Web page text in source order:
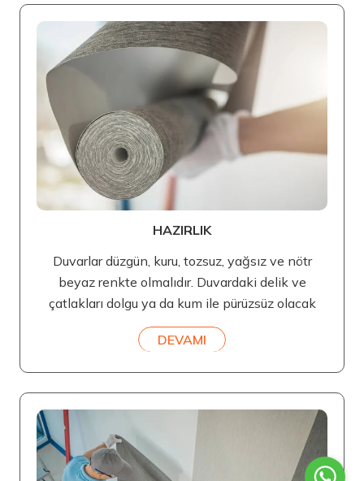
HAZIRLIK
Duvarlar düzgün, kuru, tozsuz, yağsız ve nötr
beyaz renkte olmalıdır. Duvardaki delik ve
çatlakları dolgu ya da kum ile pürüzsüz olacak
DEVAMI